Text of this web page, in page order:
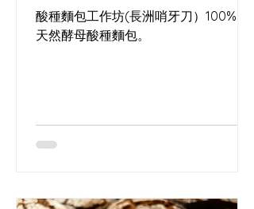
酸種麵包工作坊(長洲哨牙刀）100%。
天然酵母酸種麵包。